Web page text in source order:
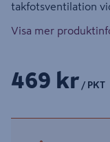
takfotsventilation
Visa mer
469 kr / PKT